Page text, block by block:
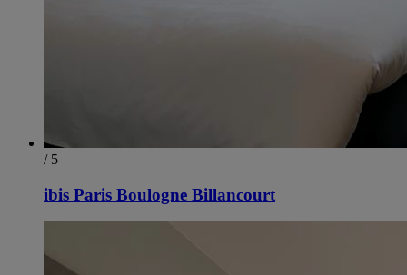
/ 5
ibis Paris Boulogne Billancourt